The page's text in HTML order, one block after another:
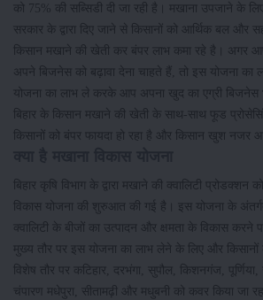
को 75% की सब्सिडी दी जा रही है। मखाना उपजाने के
सरकार के द्वारा दिए जाने से किसानों को आर्थिक बल और
किसान मखाने की खेती कर बंपर लाभ कमा रहे है। अगर
अपने बिजनेस को बढ़ावा देना चाहते हैं, तो इस योजना
योजना का लाभ ले करके आप अपना खुद का एग्री
बिहार के किसान मखाने की खेती के साथ-साथ फूड
किसानों को बंपर फायदा हो रहा है और किसान खुश नजर
बिहार कृषि विभाग के द्वारा मखाने की क्वालिटी प्रोडक्शन
विकास योजना की शुरुआत की गई है। इस योजना के
क्वालिटी के बीजों का उत्पादन और क्षमता के विकास करने
मुख्य तौर पर इस योजना का लाभ लेने के लिए और
विशेष तौर पर कटिहार, दरभंगा, सुपौल, किशनगंज, पूर्णिया,
चंपारण मधेपुरा, सीतामढ़ी और मधुबनी को कवर किया जा